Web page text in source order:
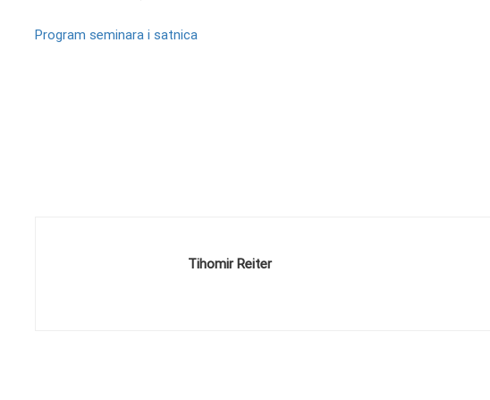
Program seminara i satnica
Tihomir Reiter